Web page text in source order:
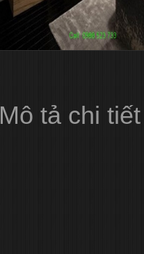
Mô tả chi tiết